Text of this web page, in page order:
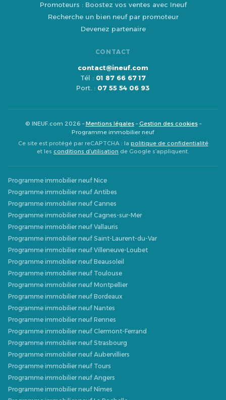
Promoteurs : Boostez vos ventes avec Ineuf
Recherche un bien neuf par promoteur
Devenez partenaire
CONTACT
contact@ineuf.com
Tél : 01 87 66 67 17
Port. : 07 55 54 06 93
© INEUF.com 2026 –Mentions légales–Gestion des cookies–
Programme immobilier neuf
Ce site est protégé par reCAPTCHA : la politique de confidentialité
et les conditions d’utilisation de Google s’appliquent.
Programme immobilier neuf Nice
Programme immobilier neuf Antibes
Programme immobilier neuf Cannes
Programme immobilier neuf Cagnes-sur-Mer
Programme immobilier neuf Vallauris
Programme immobilier neuf Saint-Laurent-du-Var
Programme immobilier neuf Villeneuve-Loubet
Programme immobilier neuf Beausoleil
Programme immobilier neuf Toulouse
Programme immobilier neuf Montpellier
Programme immobilier neuf Bordeaux
Programme immobilier neuf Nantes
Programme immobilier neuf Rennes
Programme immobilier neuf Clermont-Ferrand
Programme immobilier neuf Strasbourg
Programme immobilier neuf Aubervilliers
Programme immobilier neuf Tours
Programme immobilier neuf Angers
Programme immobilier neuf Nîmes